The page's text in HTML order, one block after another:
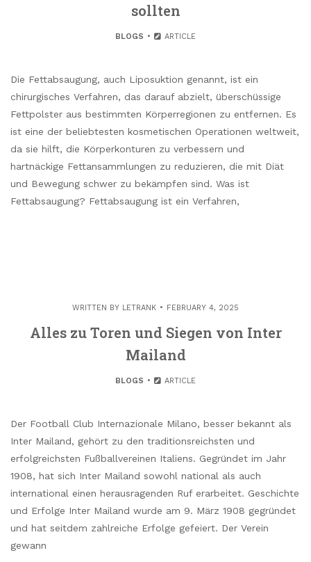
sollten
BLOGS ARTICLE
Die Fettabsaugung, auch Liposuktion genannt, ist ein
chirurgisches Verfahren, das darauf abzielt, überschüssige
Fettpolster aus bestimmten Körperregionen zu entfernen. Es
ist eine der beliebtesten kosmetischen Operationen weltweit,
da sie hilft, die Körperkonturen zu verbessern und
hartnäckige Fettansammlungen zu reduzieren, die mit Diät
und Bewegung schwer zu bekämpfen sind. Was ist
Fettabsaugung? Fettabsaugung ist ein Verfahren,
WRITTEN BY LETRANK FEBRUARY 4, 2025
Alles zu Toren und Siegen von Inter
Mailand
BLOGS ARTICLE
Der Football Club Internazionale Milano, besser bekannt als
Inter Mailand, gehört zu den traditionsreichsten und
erfolgreichsten Fußballvereinen Italiens. Gegründet im Jahr
1908, hat sich Inter Mailand sowohl national als auch
international einen herausragenden Ruf erarbeitet. Geschichte
und Erfolge Inter Mailand wurde am 9. März 1908 gegründet
und hat seitdem zahlreiche Erfolge gefeiert. Der Verein
gewann